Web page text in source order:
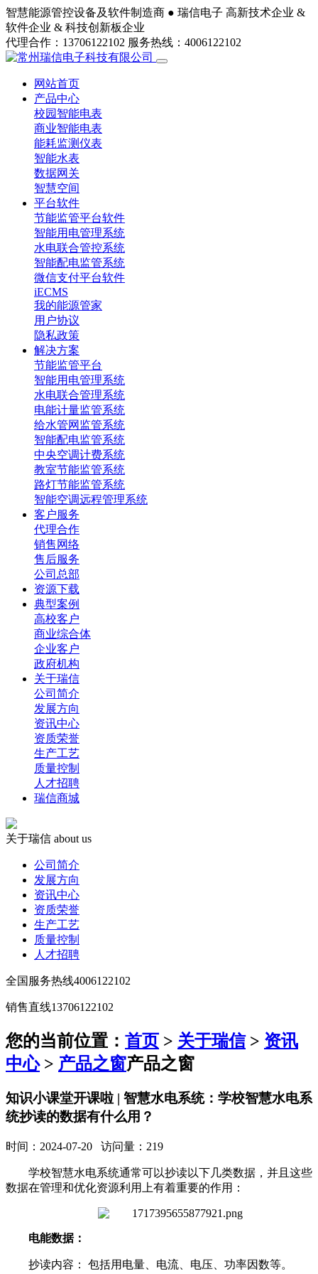
智慧能源管控设备及软件制造商 ● 瑞信电子 高新技术企业 &
软件企业 & 科技创新板企业
代理合作：13706122102 服务热线：4006122102
网站首页
产品中心
校园智能电表
商业智能电表
能耗监测仪表
智能水表
数据网关
智慧空间
平台软件
节能监管平台软件
智能用电管理系统
水电联合管控系统
智能配电监管系统
微信支付平台软件
iECMS
我的能源管家
用户协议
隐私政策
解决方案
节能监管平台
智能用电管理系统
水电联合管理系统
电能计量监管系统
给水管网监管系统
智能配电监管系统
中央空调计费系统
教室节能监管系统
路灯节能监管系统
智能空调远程管理系统
客户服务
代理合作
销售网络
售后服务
公司总部
资源下载
典型案例
高校客户
商业综合体
企业客户
政府机构
关于瑞信
公司简介
发展方向
资讯中心
资质荣誉
生产工艺
质量控制
人才招聘
瑞信商城
关于瑞信 about us
公司简介
发展方向
资讯中心
资质荣誉
生产工艺
质量控制
人才招聘
全国服务热线4006122102
销售直线13706122102
您的当前位置： 首页 > 关于瑞信> 资讯
中心> 产品之窗产品之窗
知识小课堂开课啦 | 智慧水电系统：学校智慧水电系
统抄读的数据有什么用？
时间：2024-07-20 访问量：219
学校智慧水电系统通常可以抄读以下几类数据，并且这些
数据在管理和优化资源利用上有着重要的作用：
电能数据：
抄读内容： 包括用电量、电流、电压、功率因数等。